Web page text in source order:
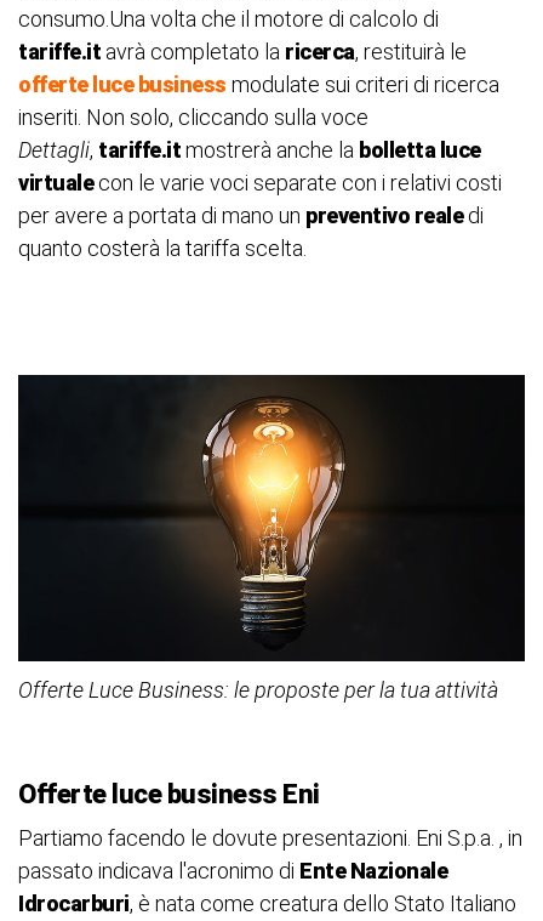
consumo.Una volta che il motore di calcolo di
tariffe.it avrà completato la ricerca, restituirà le
offerte luce business modulate sui criteri di ricerca
inseriti. Non solo, cliccando sulla voce
Dettagli, tariffe.itmostrerà anche la bolletta luce
virtualecon le varie voci separate con i relativi costi
per avere a portata di mano un preventivo realedi
quanto costerà la tariffa scelta.
Offerte Luce Business: le proposte per la tua attività
Offerte luce business Eni
Partiamo facendo le dovute presentazioni. Eni S.p.a. , in
passato indicava l'acronimo di Ente Nazionale
Idrocarburi, è nata come creatura dello Stato Italiano